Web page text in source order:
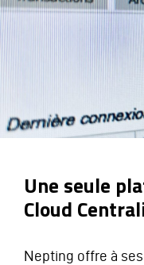
Une seule
Cloud
Nepting offre à